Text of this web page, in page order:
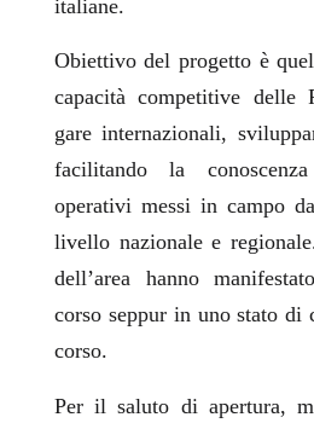
italiane.
Obiettivo del progetto è
capacità competitive delle
gare internazionali,
facilitando la
operativi messi in campo
livello nazionale e
dell’area hanno
corso seppur in uno stato di
corso.
Per il saluto di apertura,